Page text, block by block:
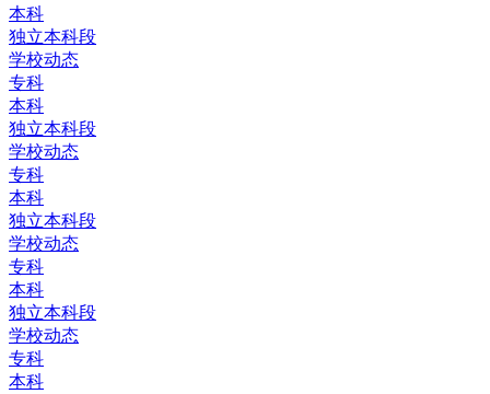
本科
独立本科段
学校动态
专科
本科
独立本科段
学校动态
专科
本科
独立本科段
学校动态
专科
本科
独立本科段
学校动态
专科
本科